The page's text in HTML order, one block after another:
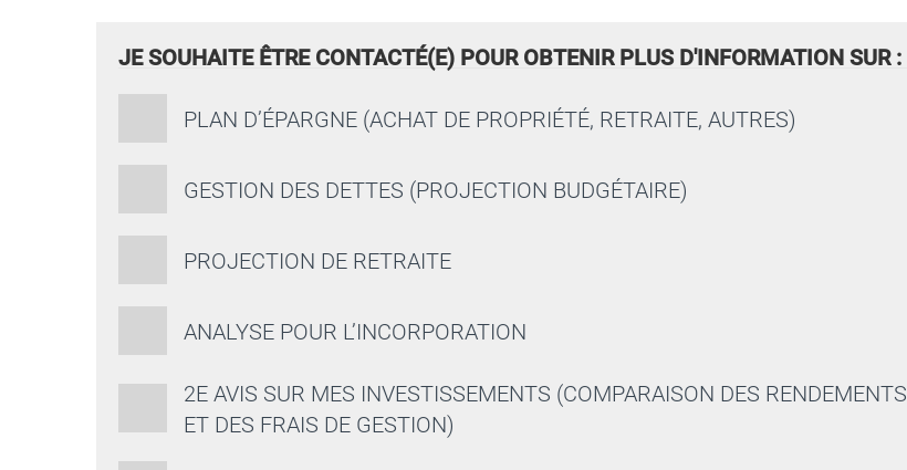
JE SOUHAITE ÊTRE CONTACTÉ(E) POUR OBTENIR PLUS D'INFORMATION SUR :
PLAN D’ÉPARGNE (ACHAT DE PROPRIÉTÉ, RETRAITE, AUTRES)
GESTION DES DETTES (PROJECTION BUDGÉTAIRE)
PROJECTION DE RETRAITE
ANALYSE POUR L’INCORPORATION
2E AVIS SUR MES INVESTISSEMENTS (COMPARAISON DES RENDEMENTS
ET DES FRAIS DE GESTION)